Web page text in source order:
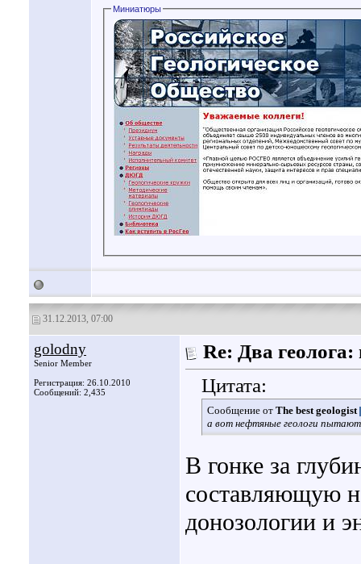
Миниатюры
31.12.2013, 07:00
golodny
Senior Member
Регистрация: 26.10.2010
Сообщений: 2,435
Re: Два
Цитата:
Сообщение от The best geologist
а вот нефтяные геологи
В гонке за
составляющую
донозологии и